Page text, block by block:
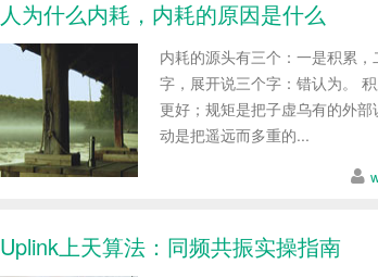
人为什么内耗，内耗的原因是什么
内耗的源头有三个：一是积累
字，展开说三个字：错认为。
更好；规矩是把子虚乌有的外
动是把遥远而多重的...
Uplink上天算法：同频共振实操指南